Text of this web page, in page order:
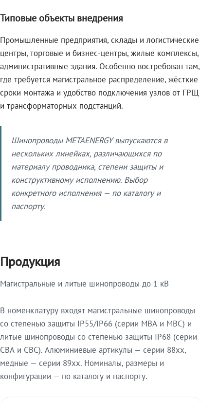
Типовые объекты внедрения
Промышленные предприятия, склады и логистические
центры, торговые и бизнес-центры, жилые комплексы,
административные здания. Особенно востребован там,
где требуется магистральное распределение, жёсткие
сроки монтажа и удобство подключения узлов от ГРЩ
и трансформаторных подстанций.
Шинопроводы METAENERGY выпускаются в
нескольких линейках, различающихся по
материалу проводника, степени защиты и
конструктивному исполнению. Выбор
конкретного исполнения — по каталогу и
паспорту.
Продукция
Магистральные и литые шинопроводы до 1 кВ
В номенклатуру входят магистральные шинопроводы
со степенью защиты IP55/IP66 (серии МВА и МВС) и
литые шинопроводы со степенью защиты IP68 (серии
СВА и СВС). Алюминиевые артикулы — серии 88xx,
медные — серии 89xx. Номиналы, размеры и
конфигурации — по каталогу и паспорту.